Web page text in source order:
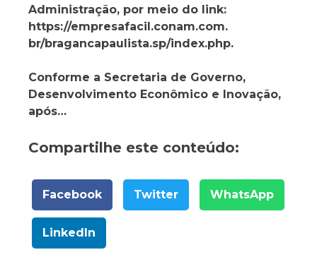
Administração, por meio do link:
https://empresafacil.conam.com.
br/bragancapaulista.sp/index.php.
Conforme a Secretaria de Governo,
Desenvolvimento Econômico e Inovação,
após…
Compartilhe este conteúdo:
Facebook Twitter WhatsApp
LinkedIn